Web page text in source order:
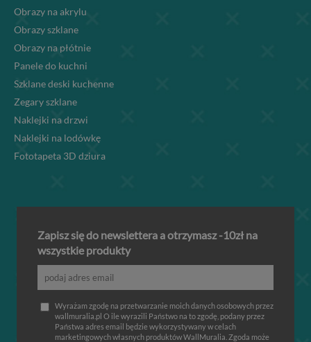
Obrazy na akrylu
Obrazy szklane
Obrazy na płótnie
Panele do kuchni
Szklane deski kuchenne
Zegary szklane
Naklejki na drzwi
Naklejki na lodówkę
Fototapeta 3D dziura
Zapisz się do newslettera a otrzymasz -10zł na
wszystkie produkty
Wyrażam zgodę na przetwarzanie moich danych osobowych przez
wallmuralia.pl O ile wyrazili Państwo na to zgodę, podany przez
Państwa adres email będzie wykorzystywany w celach
marketingowych własnych produktów WallMuralia. Zgoda może